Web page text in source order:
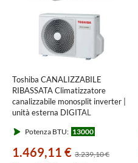
Toshiba CANALIZZABILE
RIBASSATA Climatizzatore
canalizzabile monosplit inverter |
unità esterna DIGITAL
13000 BTU RAV-GM402ATP-
Potenza BTU: 13000
1.469,11 € 3.239,10 €